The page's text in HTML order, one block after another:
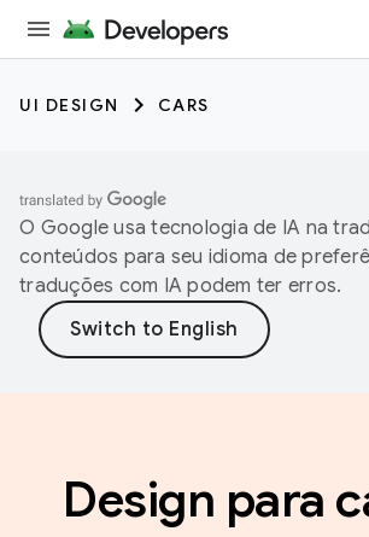
UI DESIGN CARS
O Google usa tecnologia de IA na
conteúdos para seu idioma de
traduções com IA podem ter erros.
Design para